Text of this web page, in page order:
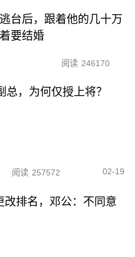
台后，跟着他的几十万
要结婚
阅读 246170
，为何仅授上将？
阅读 257572 02-19
改排名，邓公：不同意